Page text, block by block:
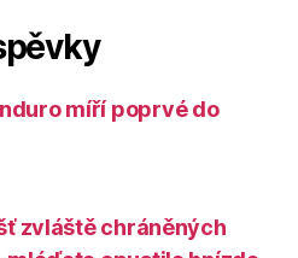
míří poprvé do
zvláště chráněných